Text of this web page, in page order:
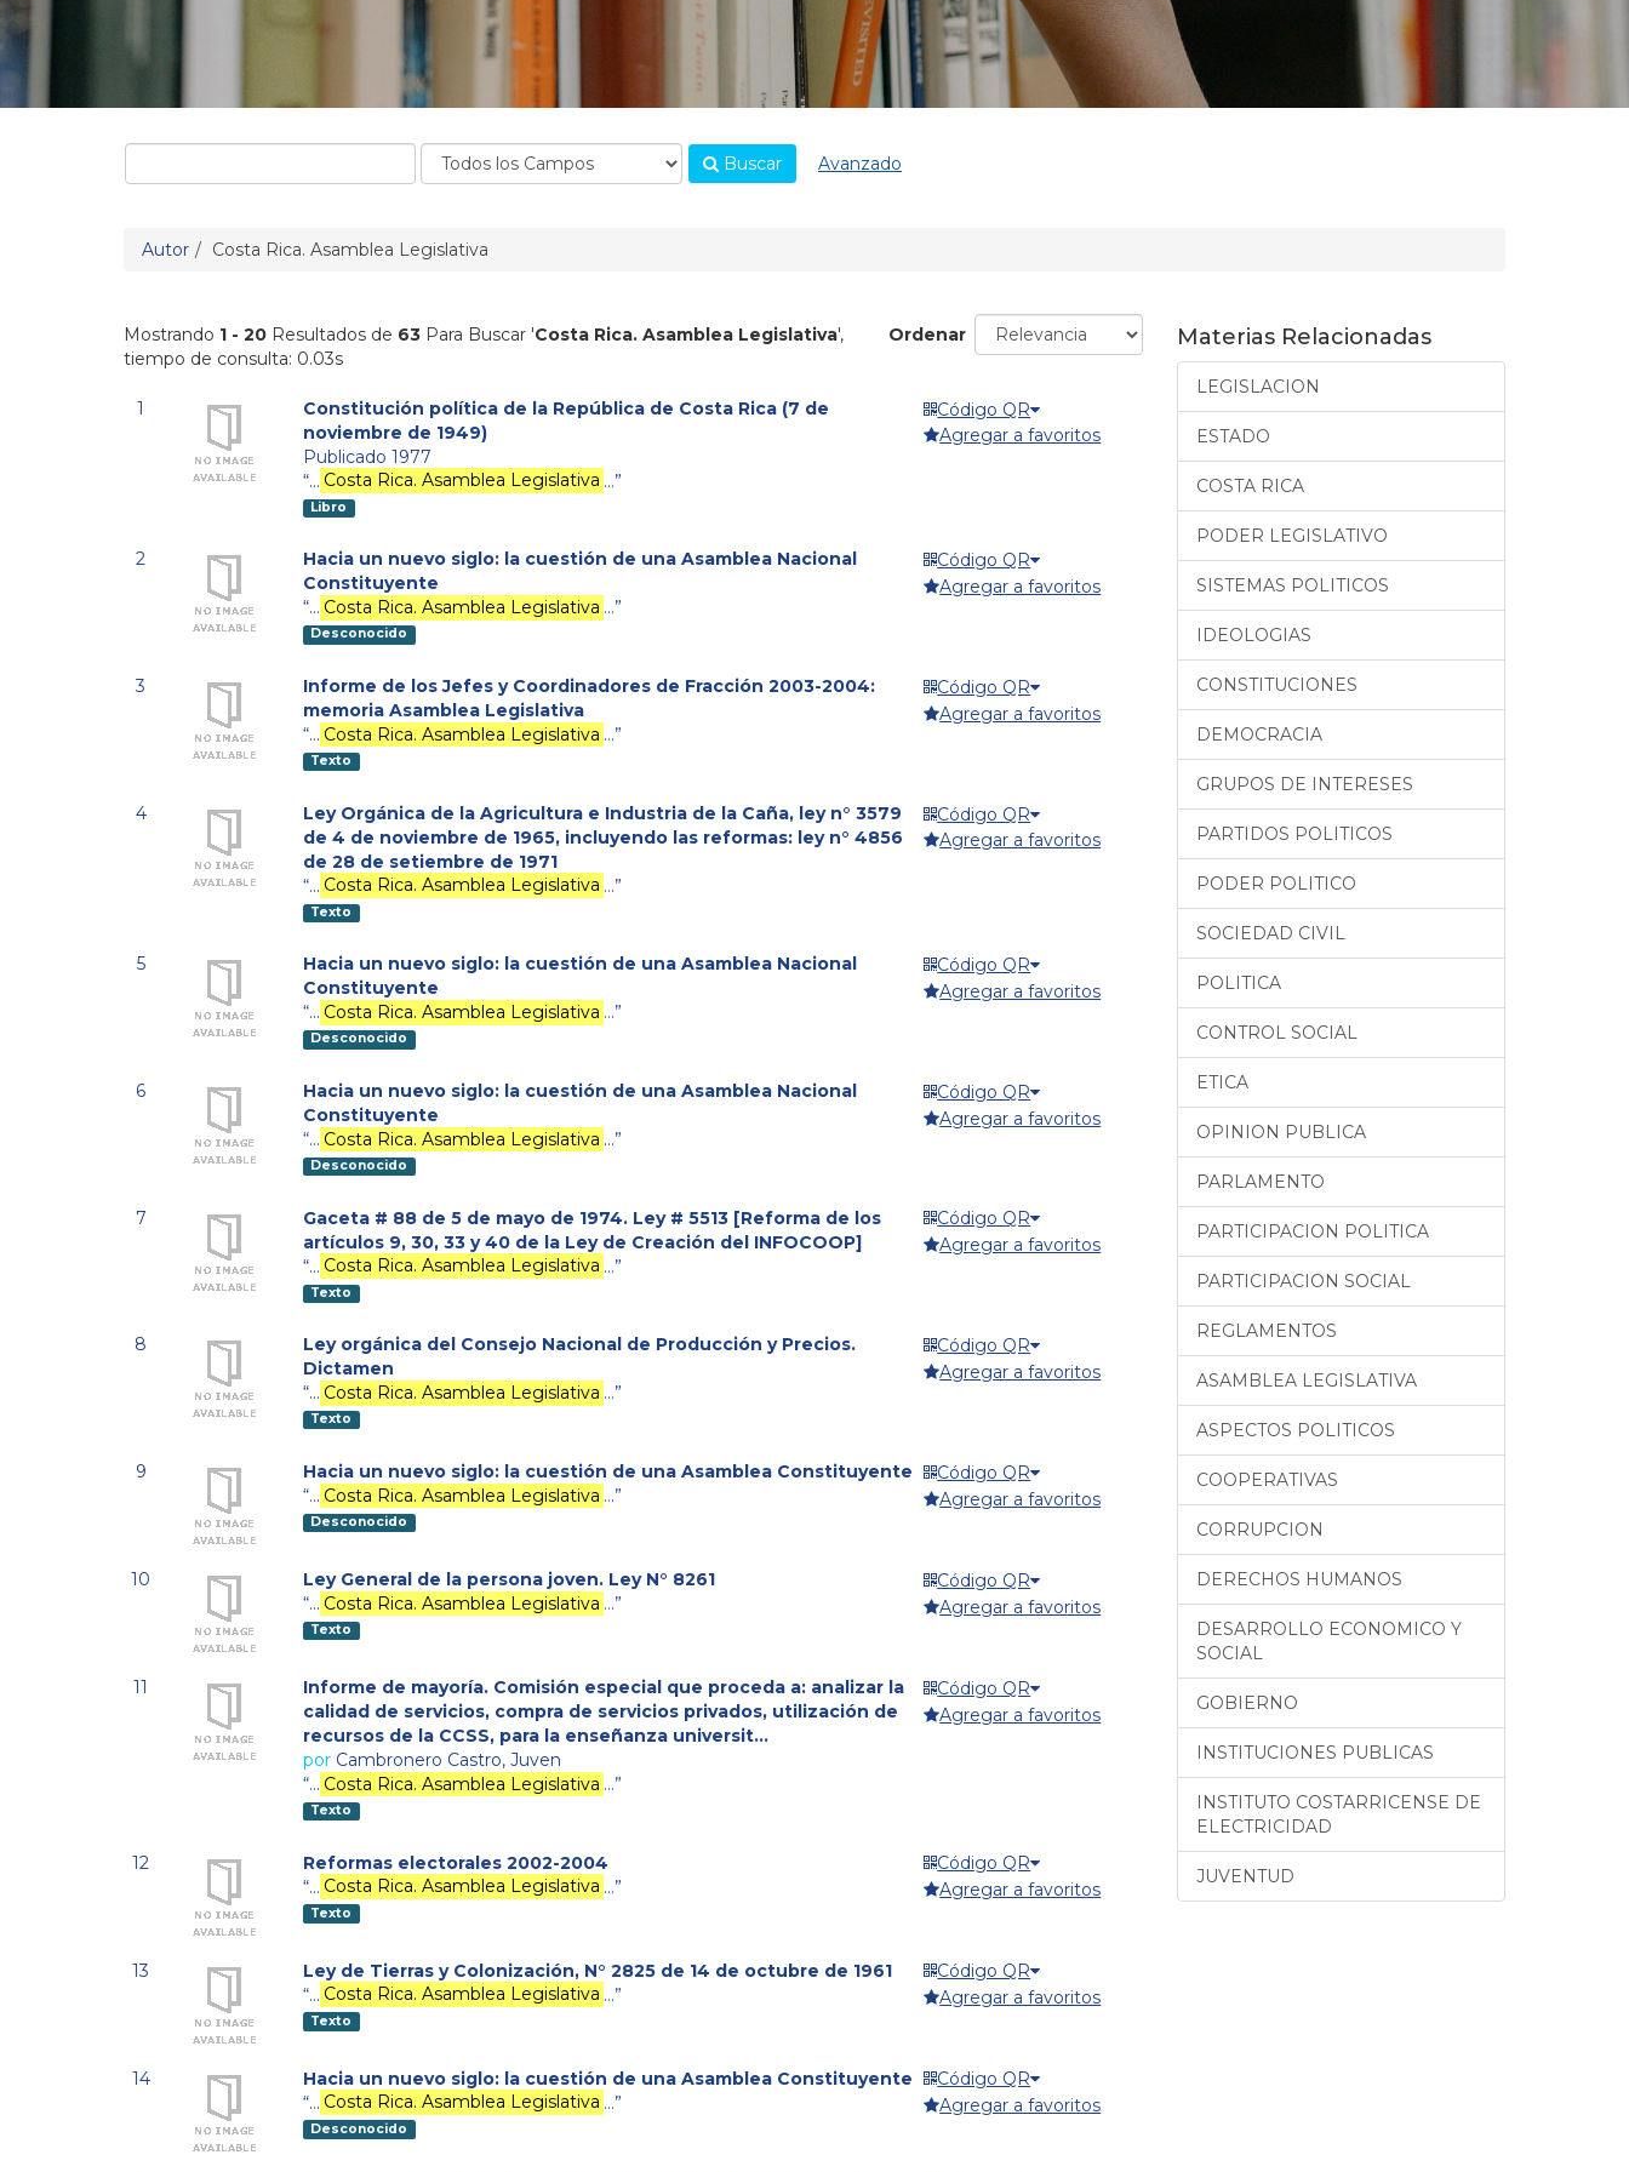
Buscar Avanzado
Autor Costa Rica. Asamblea Legislativa
Mostrando 1 - 20 Resultados de 63 Para Buscar 'Costa Rica. Asamblea Legislativa',
tiempo de consulta: 0.03s
Ordenar
1
Constitución política de la República de Costa Rica (7 de
noviembre de 1949)
Publicado 1977
“… Costa Rica. Asamblea Legislativa …”
Libro
Código QR
Agregar a favoritos
2
Hacia un nuevo siglo: la cuestión de una Asamblea Nacional
Constituyente
“… Costa Rica. Asamblea Legislativa …”
Desconocido
Código QR
Agregar a favoritos
3
Informe de los Jefes y Coordinadores de Fracción 2003-2004:
memoria Asamblea Legislativa
“… Costa Rica. Asamblea Legislativa …”
Texto
Código QR
Agregar a favoritos
4
Ley Orgánica de la Agricultura e Industria de la Caña, ley n° 3579
de 4 de noviembre de 1965, incluyendo las reformas: ley n° 4856
de 28 de setiembre de 1971
“… Costa Rica. Asamblea Legislativa …”
Texto
Código QR
Agregar a favoritos
5
Hacia un nuevo siglo: la cuestión de una Asamblea Nacional
Constituyente
“… Costa Rica. Asamblea Legislativa …”
Desconocido
Código QR
Agregar a favoritos
6
Hacia un nuevo siglo: la cuestión de una Asamblea Nacional
Constituyente
“… Costa Rica. Asamblea Legislativa …”
Desconocido
Código QR
Agregar a favoritos
7
Gaceta # 88 de 5 de mayo de 1974. Ley # 5513 [Reforma de los
artículos 9, 30, 33 y 40 de la Ley de Creación del INFOCOOP]
“… Costa Rica. Asamblea Legislativa …”
Texto
Código QR
Agregar a favoritos
8
Ley orgánica del Consejo Nacional de Producción y Precios.
Dictamen
“… Costa Rica. Asamblea Legislativa …”
Texto
Código QR
Agregar a favoritos
9
Hacia un nuevo siglo: la cuestión de una Asamblea Constituyente
“… Costa Rica. Asamblea Legislativa …”
Desconocido
Código QR
Agregar a favoritos
10
Ley General de la persona joven. Ley N° 8261
“… Costa Rica. Asamblea Legislativa …”
Texto
Código QR
Agregar a favoritos
11
Informe de mayoría. Comisión especial que proceda a: analizar la
calidad de servicios, compra de servicios privados, utilización de
recursos de la CCSS, para la enseñanza universit...
por Cambronero Castro, Juven
“… Costa Rica. Asamblea Legislativa …”
Texto
Código QR
Agregar a favoritos
12
Reformas electorales 2002-2004
“… Costa Rica. Asamblea Legislativa …”
Texto
Código QR
Agregar a favoritos
13
Ley de Tierras y Colonización, N° 2825 de 14 de octubre de 1961
“… Costa Rica. Asamblea Legislativa …”
Texto
Código QR
Agregar a favoritos
14
Hacia un nuevo siglo: la cuestión de una Asamblea Constituyente
“… Costa Rica. Asamblea Legislativa …”
Desconocido
Código QR
Agregar a favoritos
Materias Relacionadas
LEGISLACION
ESTADO
COSTA RICA
PODER LEGISLATIVO
SISTEMAS POLITICOS
IDEOLOGIAS
CONSTITUCIONES
DEMOCRACIA
GRUPOS DE INTERESES
PARTIDOS POLITICOS
PODER POLITICO
SOCIEDAD CIVIL
POLITICA
CONTROL SOCIAL
ETICA
OPINION PUBLICA
PARLAMENTO
PARTICIPACION POLITICA
PARTICIPACION SOCIAL
REGLAMENTOS
ASAMBLEA LEGISLATIVA
ASPECTOS POLITICOS
COOPERATIVAS
CORRUPCION
DERECHOS HUMANOS
DESARROLLO ECONOMICO Y
SOCIAL
GOBIERNO
INSTITUCIONES PUBLICAS
INSTITUTO COSTARRICENSE DE
ELECTRICIDAD
JUVENTUD